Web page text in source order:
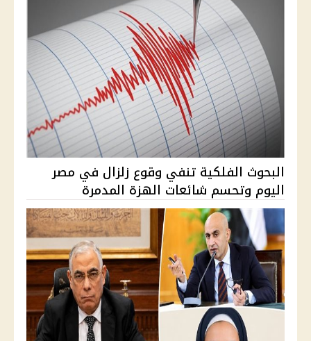
البحوث الفلكية تنفي وقوع زلزال في مصر
اليوم وتحسم شائعات الهزة المدمرة